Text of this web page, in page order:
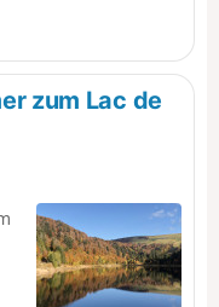
zum Lac de